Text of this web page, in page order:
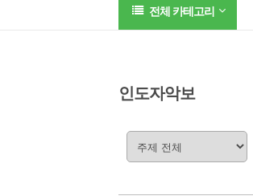
전체 카테고리
인도자악보